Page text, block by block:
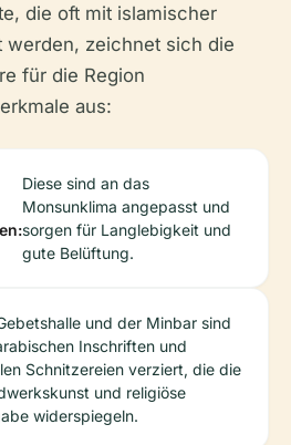
die oft mit islamischer
werden, zeichnet sich die
für die Region
aus:
Diese sind an das
Monsunklima angepasst und
sorgen für Langlebigkeit und
gute Belüftung.
und der Minbar sind
Inschriften und
Schnitzereien verziert, die die
und religiöse
widerspiegeln.